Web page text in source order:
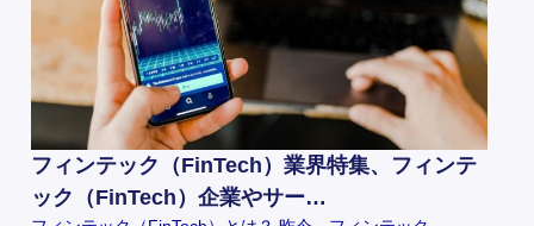
フィンテック（FinTech）業界特集、フィンテ
ック（FinTech）企業やサー…